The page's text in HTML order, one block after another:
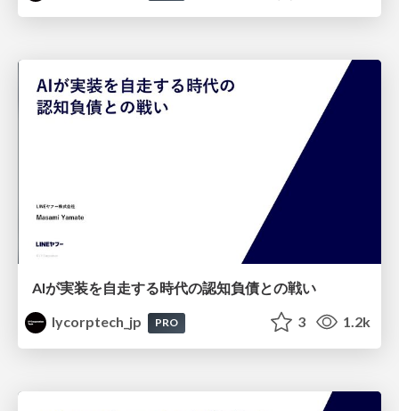
AIが実装を自走する時代の認知負債との戦い
lycorptech_jp
PRO 3 1.2k